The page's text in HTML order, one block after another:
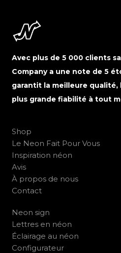
Avec plus de 5 000 clients
Company a une note de 5
garantit la meilleure qualité,
plus grande fiabilité à tout
Shop
Le Neon Fait Pour Vous
Inspiration néon
Avis
À propos de nous
Contact
Neon sign
Lettres en néon
Éclairage au néon
Configurateur